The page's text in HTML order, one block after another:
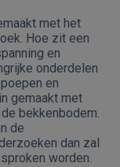
met het
Hoe zit een
en
onderdelen
en
gemaakt met
bekkenbodem.
de
dan zal
worden.